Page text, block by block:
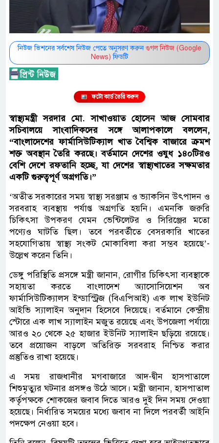
নিউজ ভিশনের সর্বশেষ নিউজ পেতে অনুসরণ করুন গুগল নিউজ (Google
News) ফিডটি
ফটো কার্ড তৈরি করুন
স্বাস্থ্যমন্ত্রী সরদার মো. সাখাওয়াত হোসেন আজ সোমবার
সচিবালয়ে সাংবাদিকদের সঙ্গে আলাপকালে বললেন,
“বাংলাদেশের ফার্মাসিউটিক্যাল খাত বৈশ্বিক বাজারে ক্রমশ
শক্ত অবস্থান তৈরি করছে। বর্তমানে দেশের ওষুধ ১৪০টিরও
বেশি দেশে রফতানি হচ্ছে, যা দেশের স্বাস্থ্যখাতের সক্ষমতার
একটি গুরুত্বপূর্ণ অগ্রগতি।”
‘অতীত সরকারের সময় স্বাস্থ্য সরঞ্জাম ও ভ্যাকসিন উৎপাদন ও
সরবরাহ ব্যবস্থায় পর্যাপ্ত অগ্রগতি হয়নি। এমনকি জরুরি
চিকিৎসা উপকরণ যেমন ভেন্টিলেটর ও সিরিঞ্জের মতো
পণ্যেও ঘাটতি ছিল। তবে পরবর্তীতে বেসরকারি খাতের
সহযোগিতায় স্বাস্থ্য সংকট মোকাবিলা করা সম্ভব হয়েছে’-
উল্লেখ করেন তিনি।
ডেঙ্গু পরিস্থিতি প্রসঙ্গে মন্ত্রী জানান, রোগীর চিকিৎসা ব্যবস্থাকে
সহায়তা করতে বাংলাদেশ অ্যাসোসিয়েশন অব
ফার্মাসিউটিক্যালস ইন্ডাস্ট্রিজ (বিএপিআই) এক লাখ ইউনিট
আইভি স্যালাইন অনুদান হিসেবে দিয়েছে। বর্তমানে কেন্দ্রীয়
স্টোরে এক লাখ স্যালাইন মজুত রয়েছে এবং উপজেলা পর্যায়ে
আরও ২০ থেকে ২৫ হাজার ইউনিট স্যালাইন ছড়িয়ে রয়েছে।
তবে প্রয়োজন বাড়লে অতিরিক্ত সরবরাহ নিশ্চিত করার
প্রস্তুতিও রাখা হয়েছে।
এ সময় রাজধানীর মগবাজারে আদ-দ্বীন হাসপাতালে
শিশুমৃত্যুর ঘটনার প্রসঙ্গও উঠে আসে। মন্ত্রী জানান, হাসপাতাল
কর্তৃপক্ষকে শোকজের জবাব দিতে আরও দুই দিন সময় দেওয়া
হয়েছে। নির্ধারিত সময়ের মধ্যে জবাব না দিলে পরবর্তী আইনি
পদক্ষেপ নেওয়া হবে।